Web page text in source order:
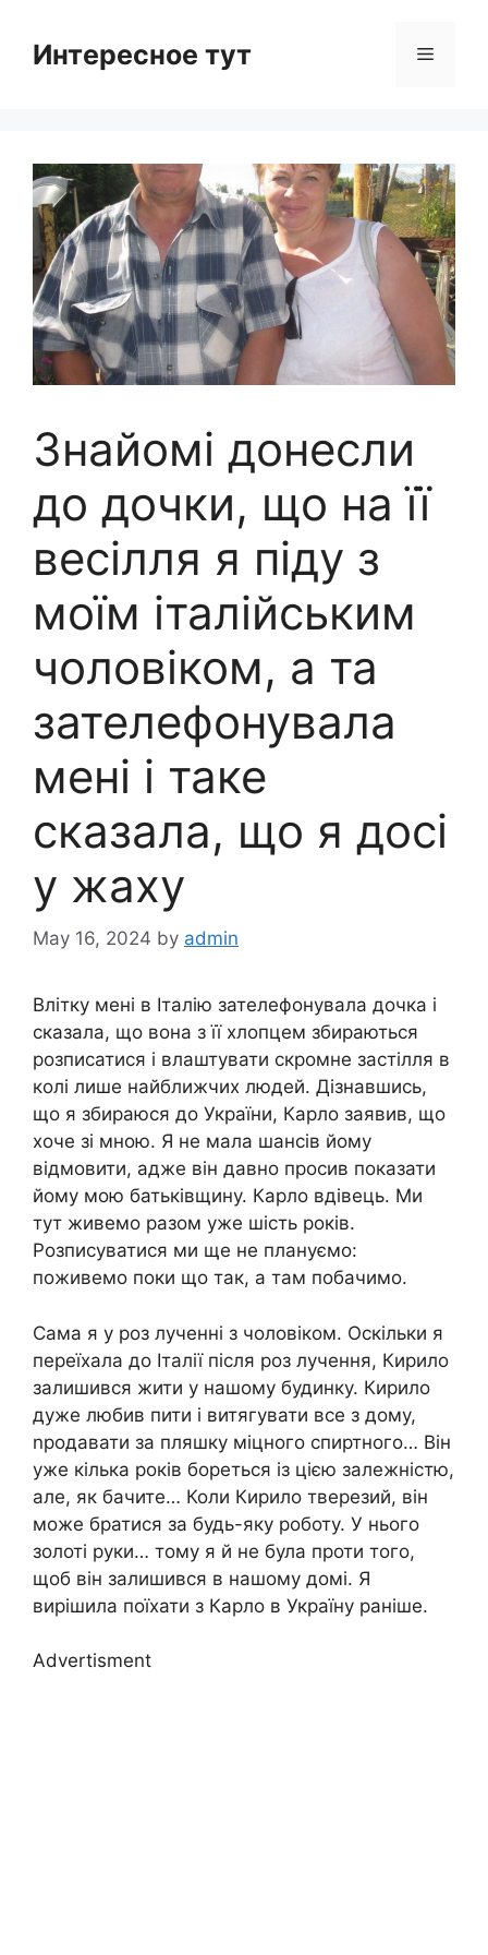
contentИнтересное тут Menu
Знайомі донесли
до дочки, що на її
весілля я піду з
моїм італійським
чоловіком, а та
зателефонувала
мені і таке
сказала, що я досі
у жаху
May 16, 2024 by admin
Влітку мені в Італію зателефонувала дочка і
сказала, що вона з її хлопцем збираються
розписатися і влаштувати скромне застілля в
колі лише найближчих людей. Дізнавшись,
що я збираюся до України, Карло заявив, що
хоче зі мною. Я не мала шансів йому
відмовити, адже він давно просив показати
йому мою батьківщину. Карло вдівець. Ми
тут живемо разом уже шість років.
Розписуватися ми ще не плануємо:
поживемо поки що так, а там побачимо.
Сама я у роз лученні з чоловіком. Оскільки я
переїхала до Італії після роз лучення, Кирило
залишився жити у нашому будинку. Кирило
дуже любив пити і витягувати все з дому,
nродавати за пляшку міцного спиртного… Він
уже кілька років бореться із цією залежністю,
але, як бачите… Коли Кирило тверезий, він
може братися за будь-яку роботу. У нього
золоті руки… тому я й не була проти того,
щоб він залишився в нашому домі. Я
вирішила поїхати з Карло в Україну раніше.
Advertisment